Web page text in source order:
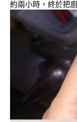
約兩小時，終於把